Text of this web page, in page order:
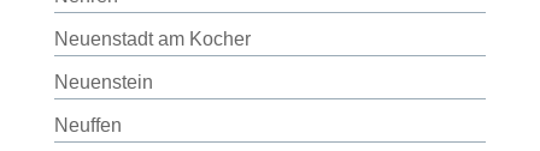
Neuenstadt am Kocher
Neuenstein
Neuffen